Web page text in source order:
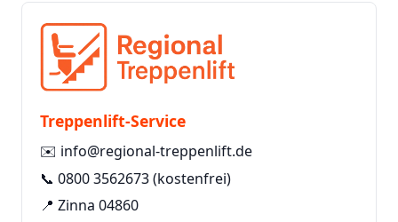
Treppenlift-Service
✉️ info@regional-treppenlift.de
📞 0800 3562673(kostenfrei)
📍 Zinna 04860